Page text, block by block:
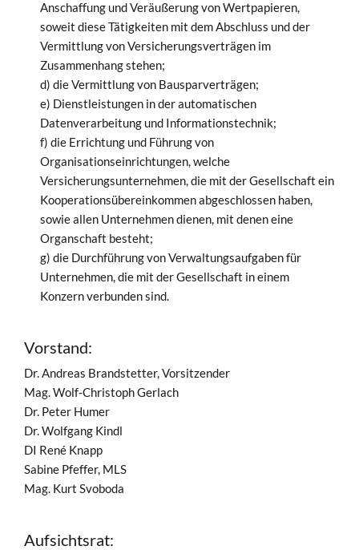
Anschaffung und Veräußerung von Wertpapieren,
soweit diese Tätigkeiten mit dem Abschluss und der
Vermittlung von Versicherungsverträgen im
Zusammenhang stehen;
d) die Vermittlung von Bausparverträgen;
e) Dienstleistungen in der automatischen
Datenverarbeitung und Informationstechnik;
f) die Errichtung und Führung von
Organisationseinrichtungen, welche
Versicherungsunternehmen, die mit der Gesellschaft ein
Kooperationsübereinkommen abgeschlossen haben,
sowie allen Unternehmen dienen, mit denen eine
Organschaft besteht;
g) die Durchführung von Verwaltungsaufgaben für
Unternehmen, die mit der Gesellschaft in einem
Konzern verbunden sind.
Vorstand:
Dr. Andreas Brandstetter, Vorsitzender
Mag. Wolf-Christoph Gerlach
Dr. Peter Humer
Dr. Wolfgang Kindl
DI René Knapp
Sabine Pfeffer, MLS
Mag. Kurt Svoboda
Aufsichtsrat: